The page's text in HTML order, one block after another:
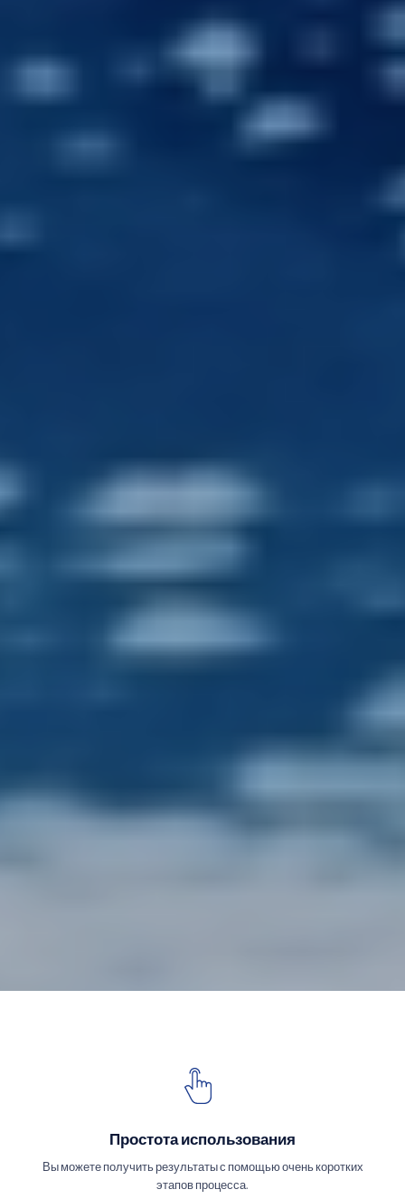
Простота использования
Вы можете получить результаты с помощью очень коротких
этапов процесса.